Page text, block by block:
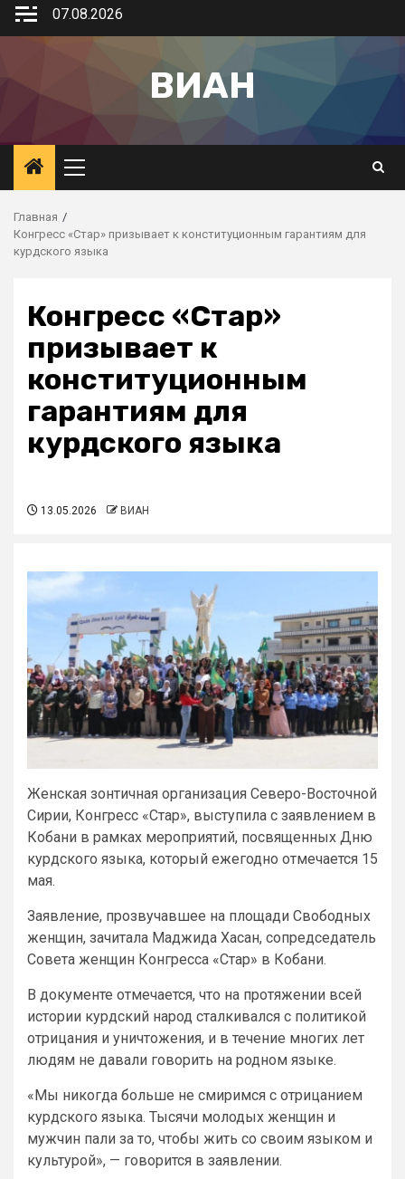
07.08.2026
ВИАН
Главная
Конгресс «Стар» призывает к конституционным гарантиям для
курдского языка
Конгресс «Стар»
призывает к
конституционным
гарантиям для
курдского языка
13.05.2026 ВИАН
Женская зонтичная организация Северо-Восточной
Сирии, Конгресс «Стар», выступила с заявлением в
Кобани в рамках мероприятий, посвященных Дню
курдского языка, который ежегодно отмечается 15
мая.
Заявление, прозвучавшее на площади Свободных
женщин, зачитала Маджида Хасан, сопредседатель
Совета женщин Конгресса «Стар» в Кобани.
В документе отмечается, что на протяжении всей
истории курдский народ сталкивался с политикой
отрицания и уничтожения, и в течение многих лет
людям не давали говорить на родном языке.
«Мы никогда больше не смиримся с отрицанием
курдского языка. Тысячи молодых женщин и
мужчин пали за то, чтобы жить со своим языком и
культурой», — говорится в заявлении.